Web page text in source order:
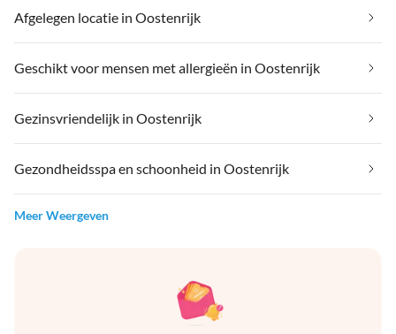
Afgelegen locatie in Oostenrijk
Geschikt voor mensen met allergieën in Oostenrijk
Gezinsvriendelijk in Oostenrijk
Gezondheidsspa en schoonheid in Oostenrijk
Meer Weergeven